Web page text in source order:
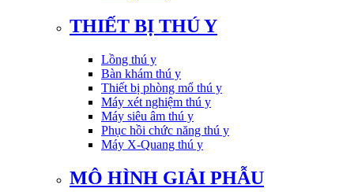
THIẾT BỊ THÚ Y
Lồng thú y
Bàn khám thú y
Thiết bị phòng mổ thú y
Máy xét nghiệm thú y
Máy siêu âm thú y
Phục hồi chức năng thú y
Máy X-Quang thú y
MÔ HÌNH GIẢI PHẪU